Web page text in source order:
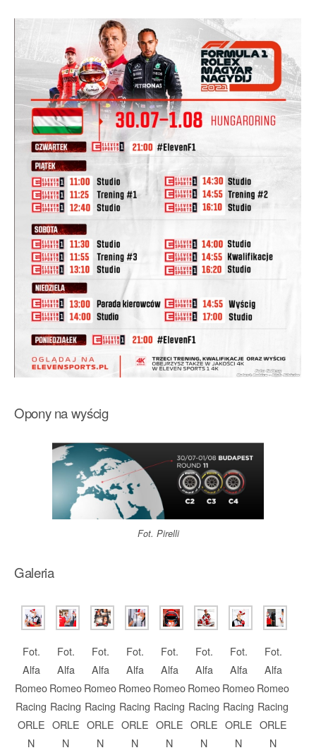
Opony na wyścig
Fot. Pirelli
Galeria
Fot.
Alfa
Romeo
Racing
ORLE
N
Fot.
Alfa
Romeo
Racing
ORLE
N
Fot.
Alfa
Romeo
Racing
ORLE
N
Fot.
Alfa
Romeo
Racing
ORLE
N
Fot.
Alfa
Romeo
Racing
ORLE
N
Fot.
Alfa
Romeo
Racing
ORLE
N
Fot.
Alfa
Romeo
Racing
ORLE
N
Fot.
Alfa
Romeo
Racing
ORLE
N